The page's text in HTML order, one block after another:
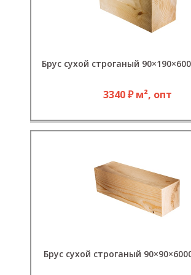
Брус сухой строганый
3340 ₽ м², опт
Брус сухой строганый